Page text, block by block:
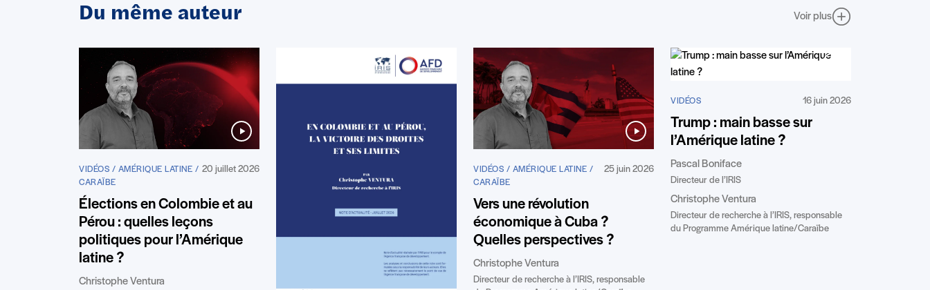
Du même auteur Voir plus
VIDÉOS / AMÉRIQUE LATINE /
CARAÏBE
20 juillet 2026
Élections en Colombie et au
Pérou : quelles leçons
politiques pour l’Amérique
latine ?
Christophe Ventura
VIDÉOS / AMÉRIQUE LATINE /
CARAÏBE
25 juin 2026
Vers une révolution
économique à Cuba ?
Quelles perspectives ?
Christophe Ventura
Directeur de recherche à l’IRIS, responsable
VIDÉOS 16 juin 2026
Trump : main basse sur
l’Amérique latine ?
Pascal Boniface
Directeur de l’IRIS
Christophe Ventura
Directeur de recherche à l’IRIS, responsable
du Programme Amérique latine/Caraïbe